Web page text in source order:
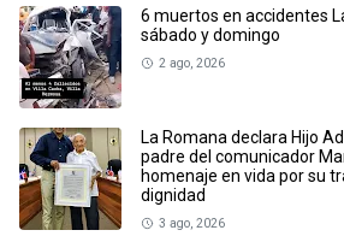
6 muertos en accidentes
sábado y domingo
2 ago, 2026
La Romana declara Hijo
padre del comunicador
homenaje en vida por su
dignidad
3 ago, 2026